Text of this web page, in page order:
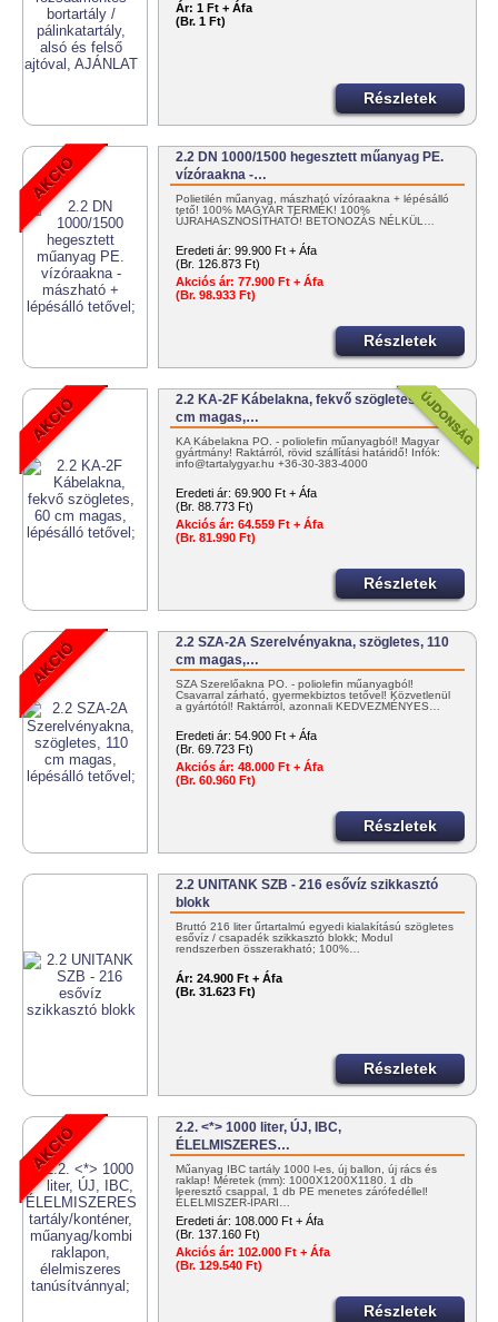
Ár: 1 Ft + Áfa
(Br. 1 Ft)
Részletek
2.2 DN 1000/1500 hegesztett műanyag PE.
vízóraakna -…
Polietilén műanyag, mászható vízóraakna + lépésálló
tető! 100% MAGYAR TERMÉK! 100%
ÚJRAHASZNOSÍTHATÓ! BETONOZÁS NÉLKÜL…
Eredeti ár: 99.900 Ft + Áfa
(Br. 126.873 Ft)
Akciós ár: 77.900 Ft + Áfa
(Br. 98.933 Ft)
Részletek
2.2 KA-2F Kábelakna, fekvő szögletes, 60
cm magas,…
KA Kábelakna PO. - poliolefin műanyagból! Magyar
gyártmány! Raktárról, rövid szállítási határidő! Infók:
info@tartalygyar.hu +36-30-383-4000
Eredeti ár: 69.900 Ft + Áfa
(Br. 88.773 Ft)
Akciós ár: 64.559 Ft + Áfa
(Br. 81.990 Ft)
Részletek
2.2 SZA-2A Szerelvényakna, szögletes, 110
cm magas,…
SZA Szerelőakna PO. - poliolefin műanyagból!
Csavarral zárható, gyermekbiztos tetővel! Közvetlenül
a gyártótól! Raktárról, azonnali KEDVEZMÉNYES…
Eredeti ár: 54.900 Ft + Áfa
(Br. 69.723 Ft)
Akciós ár: 48.000 Ft + Áfa
(Br. 60.960 Ft)
Részletek
2.2 UNITANK SZB - 216 esővíz szikkasztó
blokk
Bruttó 216 liter űrtartalmú egyedi kialakítású szögletes
esővíz / csapadék szikkasztó blokk; Modul
rendszerben összerakható; 100%…
Ár: 24.900 Ft + Áfa
(Br. 31.623 Ft)
Részletek
2.2. <*> 1000 liter, ÚJ, IBC,
ÉLELMISZERES…
Műanyag IBC tartály 1000 l-es, új ballon, új rács és
raklap! Méretek (mm): 1000X1200X1180. 1 db
leeresztő csappal, 1 db PE menetes zárófedéllel!
ÉLELMISZER-IPARI…
Eredeti ár: 108.000 Ft + Áfa
(Br. 137.160 Ft)
Akciós ár: 102.000 Ft + Áfa
(Br. 129.540 Ft)
Részletek